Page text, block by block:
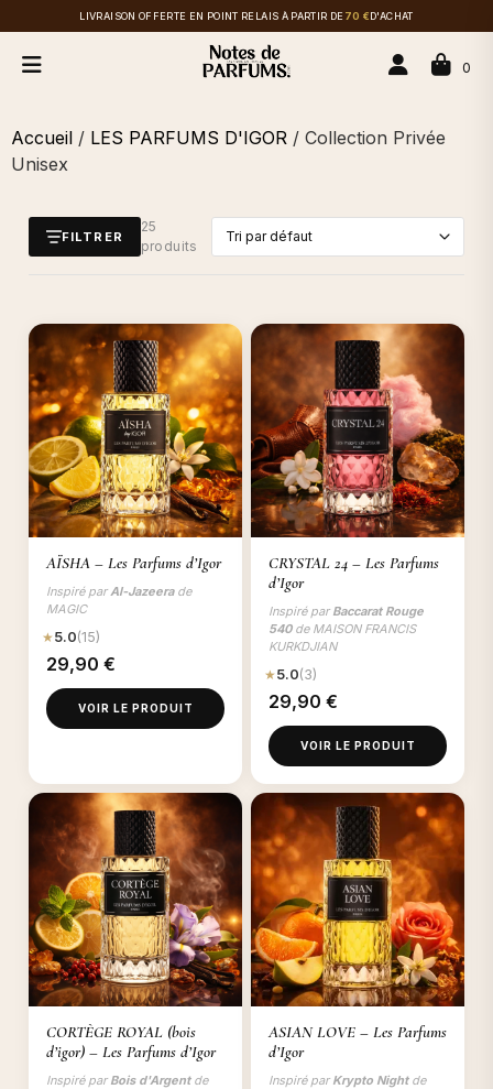
LIVRAISON OFFERTE EN POINT RELAIS À PARTIR DE 70 €D'ACHAT
0
Accueil / LES PARFUMS D'IGOR / Collection Privée
Unisex
FILTRER
25
produits
AÏSHA – Les Parfums d’Igor
Inspiré parAl-Jazeerade
MAGIC
★5.0(15)
29,90 €
VOIR LE PRODUIT
CRYSTAL 24 – Les Parfums
d’Igor
Inspiré par Baccarat Rouge
540de MAISON FRANCIS
KURKDJIAN
★5.0(3)
29,90 €
VOIR LE PRODUIT
CORTÈGE ROYAL (bois
d’igor) – Les Parfums d’Igor
Inspiré par Bois d'Argentde
ASIAN LOVE – Les Parfums
d’Igor
Inspiré par Krypto Nightde